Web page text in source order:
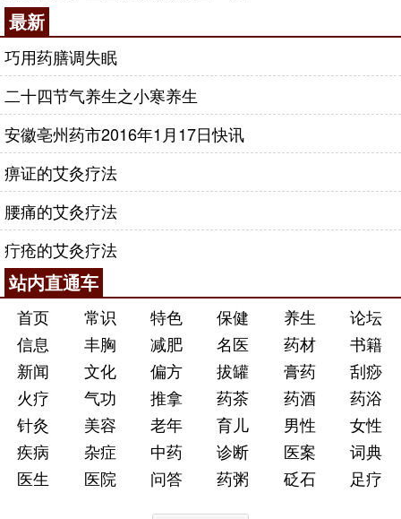
最新
巧用药膳调失眠
二十四节气养生之小寒养生
安徽亳州药市2016年1月17日快讯
痹证的艾灸疗法
腰痛的艾灸疗法
疔疮的艾灸疗法
站内直通车
首页 常识 特色 保健 养生
论坛
信息
丰胸 减肥 名医 药材
书籍
新闻
文化 偏方 拔罐 膏药
刮痧
火疗
气功 推拿 药茶 药酒
药浴
针灸
美容 老年 育儿 男性
女性
疾病
杂症 中药 诊断 医案
词典
医生
医院 问答 药粥 砭石 足疗